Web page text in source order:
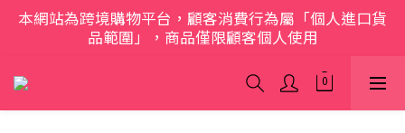
歡迎光臨 S.A.W
本網站為跨境購物平台，顧客消費行為屬「個人進口貨
品範圍」，商品僅限顧客個人使用
歡迎光臨 S.A.W